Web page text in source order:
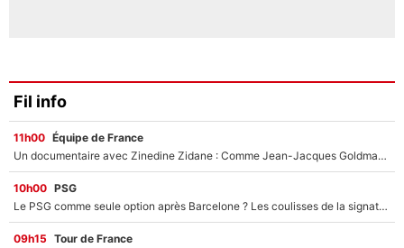
Fil info
11h00 Équipe de France
Un documentaire avec Zinedine Zidane : Comme Jean-Jacques Goldman et Mylène Farmer, le nouveau sélectionneur de l'équipe de France a recalé une journaliste très connue
10h00 PSG
Le PSG comme seule option après Barcelone ? Les coulisses de la signature historique de Lionel Messi sont révélées au grand jour !
09h15 Tour de France